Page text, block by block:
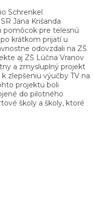
Schrenkel
Jána Krišanda
pomôcok pre telesnú
krátkom prijatí u
odovzdali na ZŠ
aj ZŠ Lúčna Vranov
a zmysluplný projekt
zlepšeniu výučby TV na
projektu boli
do pilotného
školy a školy, ktoré